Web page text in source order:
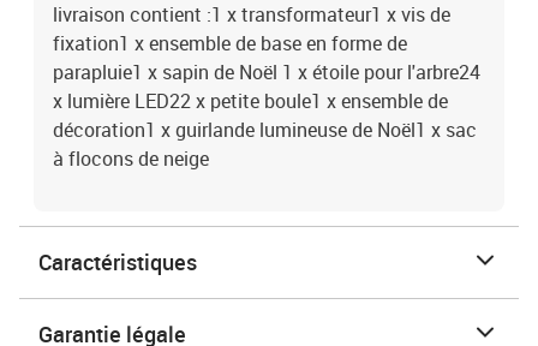
livraison contient :1 x transformateur1 x vis de
fixation1 x ensemble de base en forme de
parapluie1 x sapin de Noël 1 x étoile pour l'arbre24
x lumière LED22 x petite boule1 x ensemble de
décoration1 x guirlande lumineuse de Noël1 x sac
à flocons de neige
Caractéristiques
Garantie légale